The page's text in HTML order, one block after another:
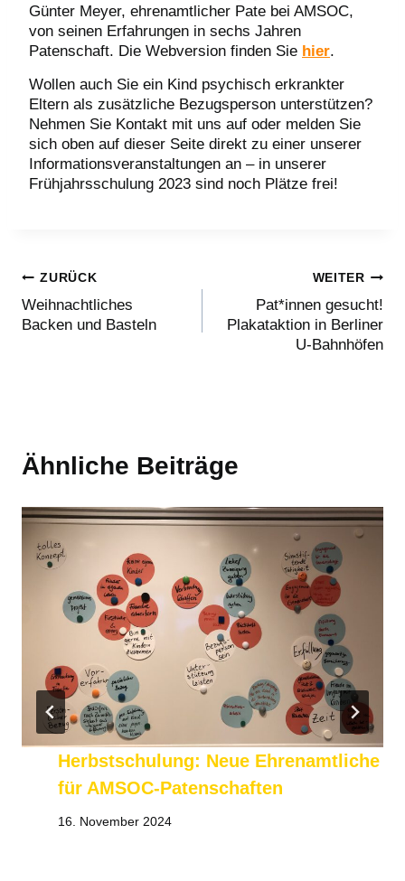
Günter Meyer, ehrenamtlicher Pate bei AMSOC,
von seinen Erfahrungen in sechs Jahren
Patenschaft. Die Webversion finden Sie hier.
Wollen auch Sie ein Kind psychisch erkrankter
Eltern als zusätzliche Bezugsperson unterstützen?
Nehmen Sie Kontakt mit uns auf oder melden Sie
sich oben auf dieser Seite direkt zu einer unserer
Informationsveranstaltungen an – in unserer
Frühjahrsschulung 2023 sind noch Plätze frei!
Beitragsnavigation
ZURÜCK
Weihnachtliches
Backen und Basteln
WEITER
Pat*innen gesucht!
Plakataktion in Berliner
U-Bahnhöfen
Ähnliche Beiträge
Herbstschulung: Neue Ehrenamtliche
für AMSOC-Patenschaften
16. November 2024